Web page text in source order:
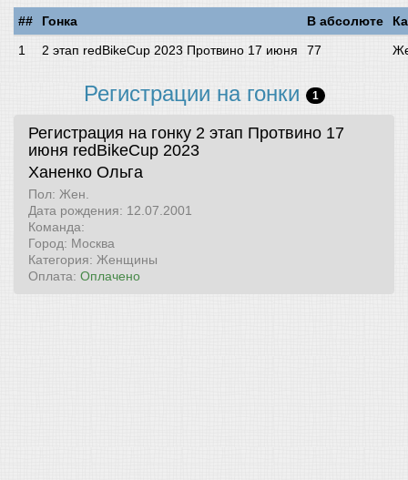
## Гонка В абсолюте
2 этап redBikeCup 2023 Протвино 17 июня
77
Регистрации на гонки 1
Регистрация на гонку 2 этап Протвино 17
июня redBikeCup 2023
Ханенко Ольга
Пол: Жен.
Дата рождения: 12.07.2001
Команда:
Город: Москва
Категория: Женщины
Оплата: Оплачено